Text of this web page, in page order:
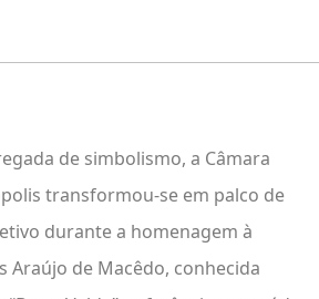
de simbolismo, a Câmara
transformou-se em palco de
durante a homenagem à
Araújo de Macêdo, conhecida